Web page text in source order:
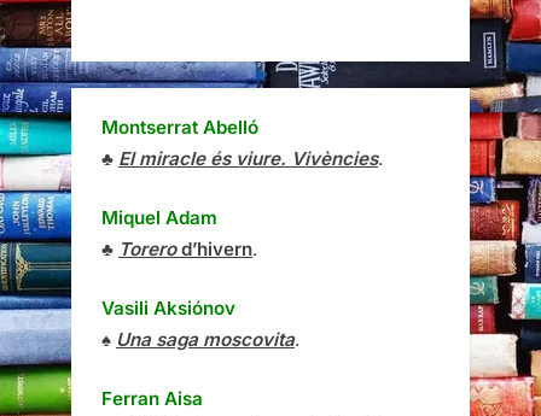
Montserrat Abelló
♣ El miracle és viure. Vivències.
Miquel Adam
♣ Torerod’hivern.
Vasili Aksiónov
♠ Una saga moscovita.
Ferran Aisa